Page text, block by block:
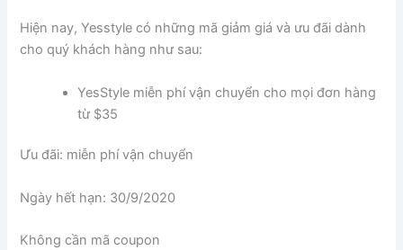
Hiện nay, Yesstyle có những mã giảm giá và ưu đãi dành
cho quý khách hàng như sau:
YesStyle miễn phí vận chuyển cho mọi đơn hàng
từ $35
Ưu đãi: miễn phí vận chuyển
Ngày hết hạn: 30/9/2020
Không cần mã coupon